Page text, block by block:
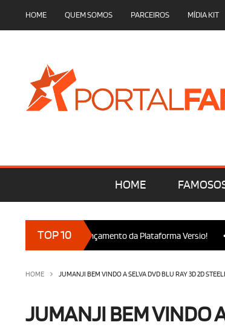
HOME QUEM SOMOS PARCEIROS MÍDIA KIT
HOME
TOP 10
presença no Lançamento da Plataforma Versio! •
HOME JUMANJI BEM VINDO A SELVA DVD BLU RAY 3D 2D
JUMANJI BEM VINDO